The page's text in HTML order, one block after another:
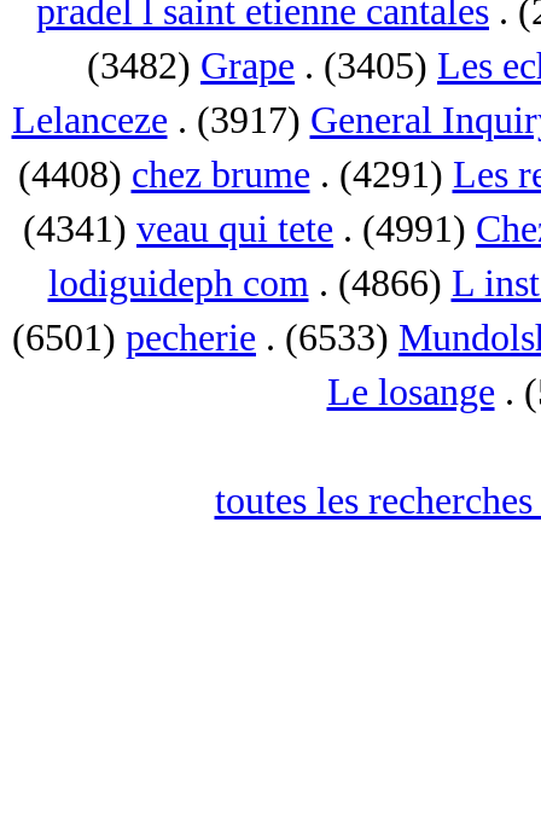
pradel l saint etienne cantales .
(3482) Grape . (3405) Les
Lelanceze . (3917) General
(4408) chez brume . (4291) Les
(4341) veau qui tete . (4991)
lodiguideph com. (4866) L
(6501) pecherie . (6533)
Le losange .
toutes les